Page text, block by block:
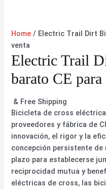
Home / Electric Trail Dirt
venta
Electric Trail
barato CE
& Free Shipping
Bicicleta de cross
proveedores y fábrica de
innovación, el rigor y la
concepción persistente
plazo para establecerse
reciprocidad mutua y
eléctricas de cross, las